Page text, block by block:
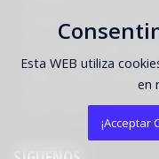
souvenirs stand
tutorial
viseras (7)
Esta WEB utiliza
en
¡Acceptar